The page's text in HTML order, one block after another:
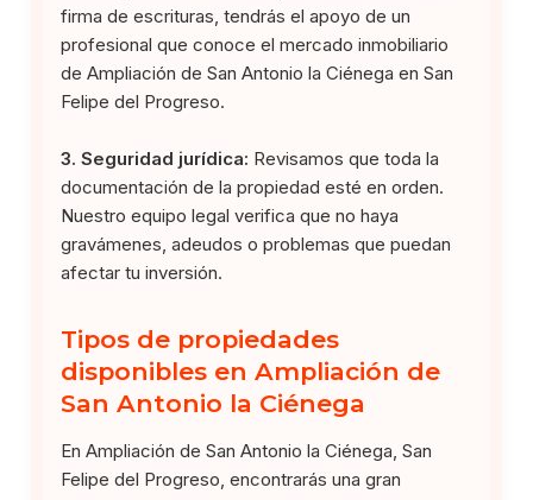
firma de escrituras, tendrás el apoyo de un
profesional que conoce el mercado inmobiliario
de Ampliación de San Antonio la Ciénega en San
Felipe del Progreso.
3. Seguridad jurídica: Revisamos que toda la
documentación de la propiedad esté en orden.
Nuestro equipo legal verifica que no haya
gravámenes, adeudos o problemas que puedan
afectar tu inversión.
Tipos de propiedades
disponibles en Ampliación de
San Antonio la Ciénega
En Ampliación de San Antonio la Ciénega, San
Felipe del Progreso, encontrarás una gran